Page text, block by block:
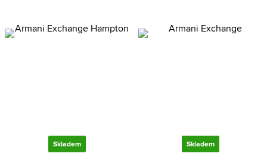
Skladem Skladem